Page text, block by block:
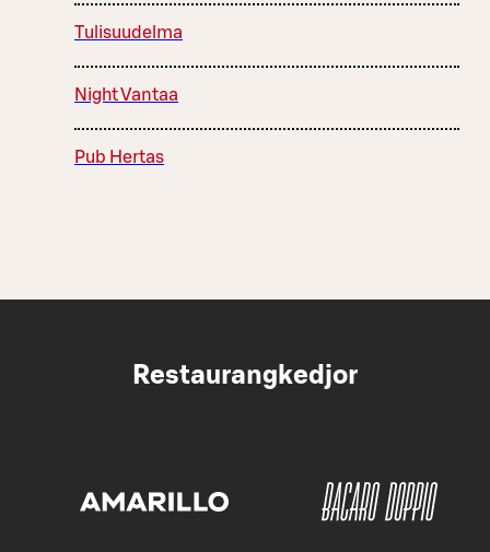
Tulisuudelma
Night Vantaa
Pub Hertas
Restaurangkedjor